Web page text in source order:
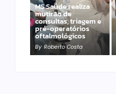
MS Saúde realiza
mutirão de
consultas, triagem e
pré-operatórios
oftalmológicos
By Roberto Costa
Presidente do
Conselho Federal de
Psicologia participa
dos 30 anos do
CRP14/MS
By Roberto Costa